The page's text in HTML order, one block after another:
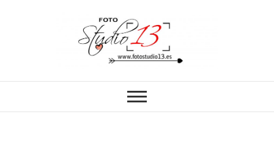
FotoStudio13